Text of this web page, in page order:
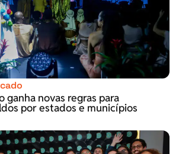
ganha novas regras para
por estados e municípios